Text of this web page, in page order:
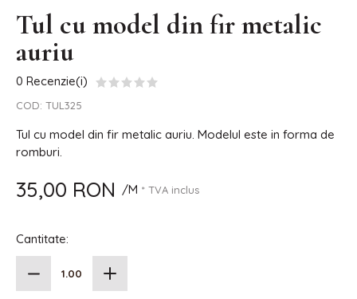
Tul cu model din fir metalic
auriu
0 Recenzie(i)
COD: TUL325
Tul cu model din fir metalic auriu. Modelul este in forma de
romburi.
35,00 RON /M * TVA inclus
Cantitate: